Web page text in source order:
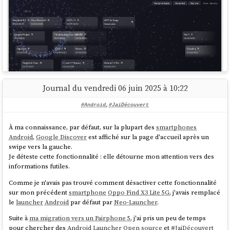
Expérience utilisateur
Comme SilverBullet.mb, un outil fait dans un premier temps pour les
hackers.
Détails techniques
Stockage dansElasticsearchpour faciliter les recherches par
nanoidde 5 caractères pour identifier les issues.
des données (issues, notes, etc)
2026-04-02 : étudierBeads
intégrer.
Bien que la réalisation de ce site soit techniquement réussie, après
utilisation, je trouve qu'une simple liste Wikipedia répond mieux à mes
Journal du vendredi 06 juin 2025 à 10:22
#Android, #JaiDécouvert
À ma connaissance, par défaut, sur la plupart dessmartphones
Android,Google Discoverest affiché sur la page d'accueil après un
swipe vers la gauche.
Je déteste cette fonctionnalité : elle détourne mon attention vers des
informations futiles.
Comme je n'avais pas trouvé comment désactiver cette fonctionnalité
sur mon précédentsmartphone Oppo Find X3 Lite 5G, j'avais remplacé
le launcher Android par défaut parNeo-Launcher.
Suite à ma migration vers un Fairphone 5, j'ai pris un peu de temps
pour chercher desAndroid Launcher Open source et #JaiDécouvert